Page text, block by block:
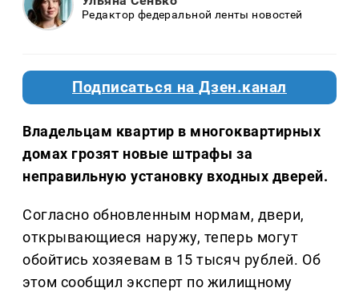
Редактор федеральной ленты новостей
Подписаться на Дзен.канал
Владельцам квартир в многоквартирных
домах грозят новые штрафы за
неправильную установку входных дверей.
Согласно обновленным нормам, двери,
открывающиеся наружу, теперь могут
обойтись хозяевам в 15 тысяч рублей. Об
этом сообщил эксперт по жилищному